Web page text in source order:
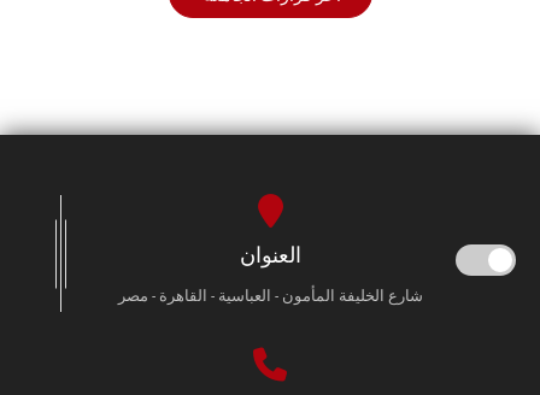
العنوان
شارع الخليفة المأمون - العباسية - القاهرة - مصر